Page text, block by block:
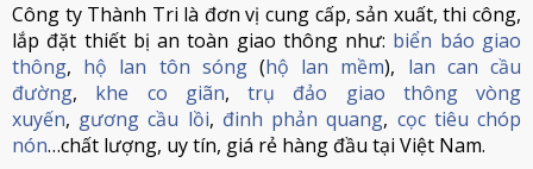
Công ty Thành Tri là đơn vị cung cấp, sản xuất, thi công,
lắp đặt thiết bị an toàn giao thông như: biển báo giao
thông, hộ lan tôn sóng(hộ lan mềm), lan can cầu
đường, khe co giãn, trụ đảo giao thông vòng
xuyến, gương cầu lồi, đinh phản quang, cọc tiêu chóp
nón…chất lượng, uy tín, giá rẻ hàng đầu tại Việt Nam.